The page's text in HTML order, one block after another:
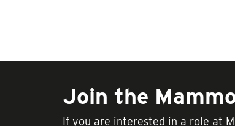
Join the
If you are interested in a role at